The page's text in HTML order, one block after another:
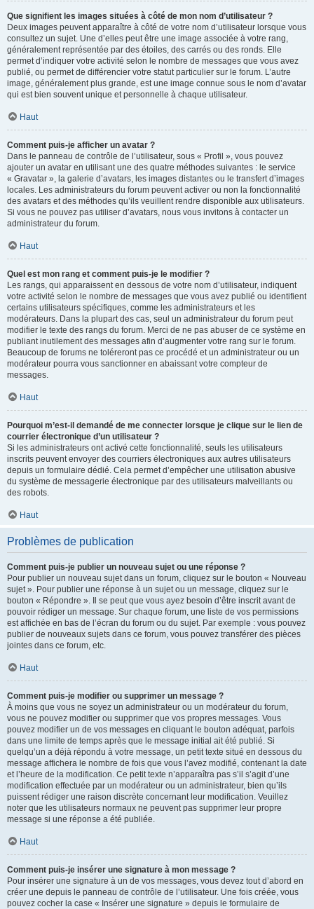
Que signifient les images situées à côté de mon nom d’utilisateur ?
Deux images peuvent apparaître à côté de votre nom d’utilisateur lorsque vous
consultez un sujet. Une d’elles peut être une image associée à votre rang,
généralement représentée par des étoiles, des carrés ou des ronds. Elle
permet d’indiquer votre activité selon le nombre de messages que vous avez
publié, ou permet de différencier votre statut particulier sur le forum. L’autre
image, généralement plus grande, est une image connue sous le nom d’avatar
qui est bien souvent unique et personnelle à chaque utilisateur.
Haut
Comment puis-je afficher un avatar ?
Dans le panneau de contrôle de l’utilisateur, sous « Profil », vous pouvez
ajouter un avatar en utilisant une des quatre méthodes suivantes : le service
« Gravatar », la galerie d’avatars, les images distantes ou le transfert d’images
locales. Les administrateurs du forum peuvent activer ou non la fonctionnalité
des avatars et des méthodes qu’ils veuillent rendre disponible aux utilisateurs.
Si vous ne pouvez pas utiliser d’avatars, nous vous invitons à contacter un
administrateur du forum.
Haut
Quel est mon rang et comment puis-je le modifier ?
Les rangs, qui apparaissent en dessous de votre nom d’utilisateur, indiquent
votre activité selon le nombre de messages que vous avez publié ou identifient
certains utilisateurs spécifiques, comme les administrateurs et les
modérateurs. Dans la plupart des cas, seul un administrateur du forum peut
modifier le texte des rangs du forum. Merci de ne pas abuser de ce système en
publiant inutilement des messages afin d’augmenter votre rang sur le forum.
Beaucoup de forums ne toléreront pas ce procédé et un administrateur ou un
modérateur pourra vous sanctionner en abaissant votre compteur de
messages.
Haut
Pourquoi m’est-il demandé de me connecter lorsque je clique sur le lien de
courrier électronique d’un utilisateur ?
Si les administrateurs ont activé cette fonctionnalité, seuls les utilisateurs
inscrits peuvent envoyer des courriers électroniques aux autres utilisateurs
depuis un formulaire dédié. Cela permet d’empêcher une utilisation abusive
du système de messagerie électronique par des utilisateurs malveillants ou
des robots.
Haut
Problèmes de publication
Comment puis-je publier un nouveau sujet ou une réponse ?
Pour publier un nouveau sujet dans un forum, cliquez sur le bouton « Nouveau
sujet ». Pour publier une réponse à un sujet ou un message, cliquez sur le
bouton « Répondre ». Il se peut que vous ayez besoin d’être inscrit avant de
pouvoir rédiger un message. Sur chaque forum, une liste de vos permissions
est affichée en bas de l’écran du forum ou du sujet. Par exemple : vous pouvez
publier de nouveaux sujets dans ce forum, vous pouvez transférer des pièces
jointes dans ce forum, etc.
Haut
Comment puis-je modifier ou supprimer un message ?
À moins que vous ne soyez un administrateur ou un modérateur du forum,
vous ne pouvez modifier ou supprimer que vos propres messages. Vous
pouvez modifier un de vos messages en cliquant le bouton adéquat, parfois
dans une limite de temps après que le message initial ait été publié. Si
quelqu’un a déjà répondu à votre message, un petit texte situé en dessous du
message affichera le nombre de fois que vous l’avez modifié, contenant la date
et l’heure de la modification. Ce petit texte n’apparaîtra pas s’il s’agit d’une
modification effectuée par un modérateur ou un administrateur, bien qu’ils
puissent rédiger une raison discrète concernant leur modification. Veuillez
noter que les utilisateurs normaux ne peuvent pas supprimer leur propre
message si une réponse a été publiée.
Haut
Comment puis-je insérer une signature à mon message ?
Pour insérer une signature à un de vos messages, vous devez tout d’abord en
créer une depuis le panneau de contrôle de l’utilisateur. Une fois créée, vous
pouvez cocher la case « Insérer une signature » depuis le formulaire de